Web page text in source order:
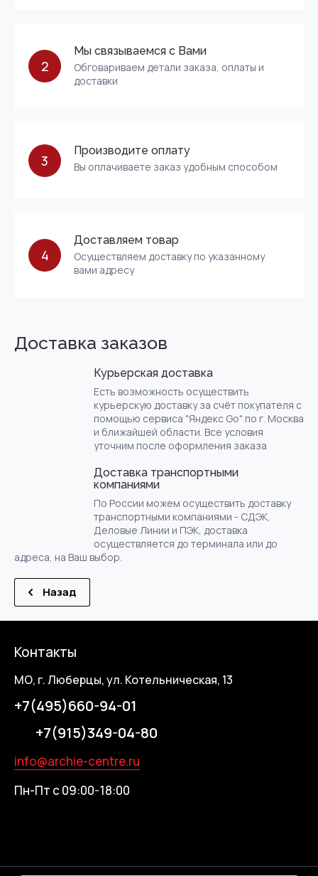
2
Мы связываемся с Вами
Обговариваем детали заказа, оплаты и
доставки
3
Производите оплату
Вы оплачиваете заказ удобным способом
4
Доставляем товар
Осуществляем доставку по указанному
вами адресу
Доставка заказов
Курьерская доставка
Есть возможность осуществить
курьерскую доставку за счёт покупателя с
помощью сервиса "Яндекс Go" по г. Москва
и ближайшей области. Все условия
уточним после оформления заказа
Доставка транспортными
компаниями
По России можем осуществить доставку
транспортными компаниями - СДЭК,
Деловые Линии и ПЭК, доставка
осуществляется до терминала или до
адреса, на Ваш выбор.
Назад
Контакты
МО, г. Люберцы, ул. Котельническая, 13
+7(495)660-94-01
+7(915)349-04-80
info@archie-centre.ru
Пн-Пт с 09:00-18:00